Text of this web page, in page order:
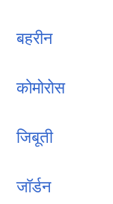
बहरीन
कोमोरोस
जिबूती
जॉर्डन